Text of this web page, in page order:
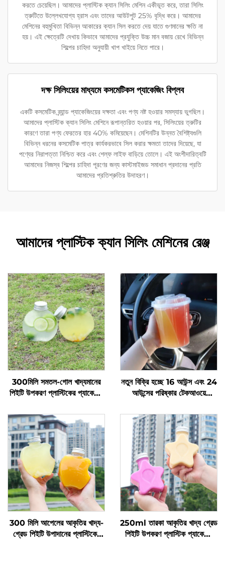
করতে চেয়েছিল। আমাদের প্লাস্টিক ক্যান সিলিং মেশিন একীভূত করে, তারা সিলিং
ত্রুটিতে উল্লেখযোগ্য হ্রাস এবং তাদের আউটপুট 25% বৃদ্ধি করে। আমাদের
মেশিনের বহুমুখিতা বিভিন্ন আকারের ক্যান সিল করতে দেয় যাতে গুণমানের ক্ষতি না
হয়। এই ক্ষেত্রেটি দেখায় কিভাবে আমাদের প্রযুক্তি উচ্চ মান বজায় রেখে বিভিন্ন
শিল্পের চাহিদা অনুযায়ী খাপ খাইয়ে নিতে পারে।
দক্ষ সিলিংয়ের মাধ্যমে কসমেটিকস প্যাকেজিং বিপ্লব
একটি কসমেটিক ব্র্যান্ড প্যাকেজিংয়ের দক্ষতা এবং পণ্য নষ্ট হওয়ার সমস্যায় ভুগছিল।
আমাদের প্লাস্টিক ক্যান সিলিং মেশিনে রূপান্তরিত হওয়ার পর, সিলিংয়ের ত্রুটির
কারণে তারা পণ্য ফেরতের হার 40% কমিয়েছেন। মেশিনটির উন্নত বৈশিষ্ট্যগুলি
বিভিন্ন ধরনের কসমেটিক পাত্র কার্যকরভাবে সিল করার ক্ষমতা তাদের দিয়েছে, যা
পণ্যের নিরাপত্তা নিশ্চিত করে এবং শেল্ফ লাইফ বাড়িয়ে তোলে। এই অংশীদারিত্বটি
আমাদের নিজস্ব শিল্পের চাহিদা পূরণের জন্য কাস্টমাইজড সমাধান প্রদানের প্রতি
আমাদের প্রতিশ্রুতির উদাহরণ।
আমাদের প্লাস্টিক ক্যান সিলিং মেশিনের রেঞ্জ
300মিলি সমতল-গোল খাদ্যমানের
পিইটি উপকরণ প্লাস্টিকের প্যাকেজিং
পারে
নতুন বিক্রি হচ্ছে 16 আউন্স এবং 24
আউন্সের পরিষ্কার টেকআওয়ে
2-রুম ডবল স্প্লিট বোবা কাপ
300 মিলি আপেলের আকৃতির খাদ্য-
গ্রেড পিইটি উপাদানের প্লাস্টিকের
250ml তারকা আকৃতির খাদ্য গ্রেড
পিইটি উপকরণ প্লাস্টিক প্যাকেজিং